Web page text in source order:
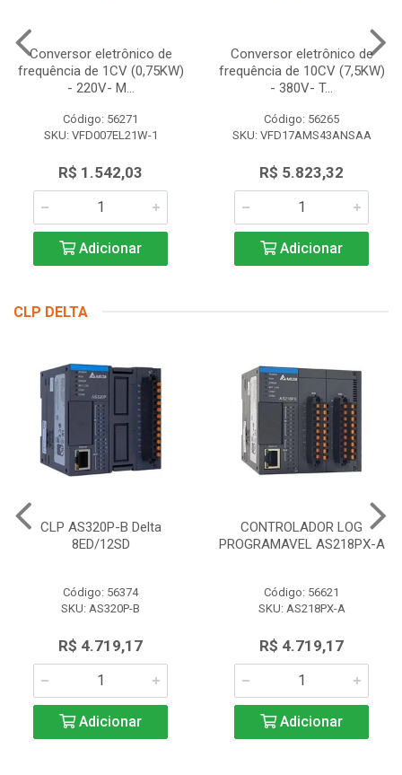
Conversor eletrônico de
frequência de 1CV (0,75KW)
- 220V- M...
Código: 56271
SKU: VFD007EL21W-1
R$ 1.542,03
Adicionar
Conversor eletrônico de
frequência de 10CV (7,5KW)
- 380V- T...
Código: 56265
SKU: VFD17AMS43ANSAA
R$ 5.823,32
Adicionar
CLP DELTA
CLP AS320P-B Delta
8ED/12SD
Código: 56374
SKU: AS320P-B
R$ 4.719,17
Adicionar
CONTROLADOR LOG
PROGRAMAVEL AS218PX-A
Código: 56621
SKU: AS218PX-A
R$ 4.719,17
Adicionar